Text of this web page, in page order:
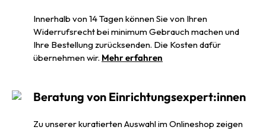
Innerhalb von 14 Tagen können Sie von Ihren
Widerrufsrecht bei minimum Gebrauch machen und
Ihre Bestellung zurücksenden. Die Kosten dafür
übernehmen wir. Mehr erfahren
Beratung von Einrichtungsexpert:innen
Zu unserer kuratierten Auswahl im Onlineshop zeigen